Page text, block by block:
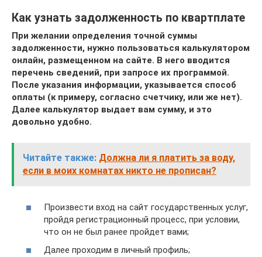
Как узнать задолженность по квартплате
При желании определения точной суммы
задолженности, нужно пользоваться калькулятором
онлайн, размещенном на сайте. В него вводится
перечень сведений, при запросе их программой.
После указания информации, указывается способ
оплаты (к примеру, согласно счетчику, или же нет).
Далее калькулятор выдает вам сумму, и это
довольно удобно.
Читайте также: Должна ли я платить за воду,
если в моих комнатах никто не прописан?
Произвести вход на сайт государственных услуг,
пройдя регистрационный процесс, при условии,
что он не был ранее пройдет вами;
Далее проходим в личный профиль;